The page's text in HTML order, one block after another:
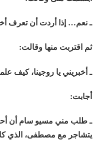
ـ نعم… إذا أردت أن تعرف
ثم اقتربت منها وقالت:
ـ أخبريني يا روجينا،
أجابت:
ـ طلب مني مسيو سام أن
يتشاجر مع مصطفى، الذي